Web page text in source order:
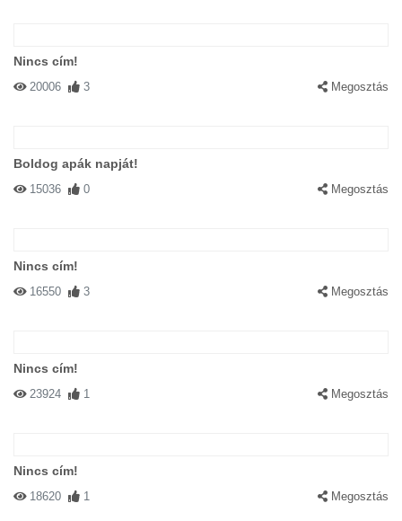
Nincs cím!
20006 3 Megosztás
Boldog apák napját!
15036 0 Megosztás
Nincs cím!
16550 3 Megosztás
Nincs cím!
23924 1 Megosztás
Nincs cím!
18620 1 Megosztás